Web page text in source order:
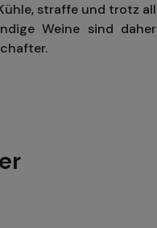
straffe und trotz all
Weine sind daher